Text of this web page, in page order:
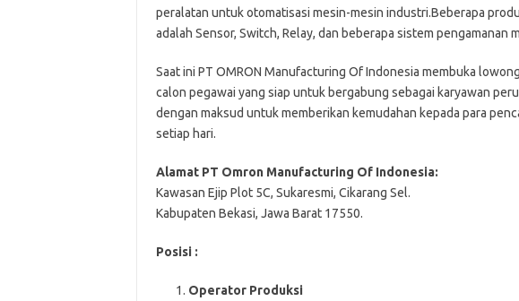
peralatan untuk otomatisasi mesin-mesin industri.Beberapa
adalah Sensor, Switch, Relay, dan beberapa sistem pengamanan
Saat ini PT OMRON Manufacturing Of Indonesia membuka
calon pegawai yang siap untuk bergabung sebagai karyawan
dengan maksud untuk memberikan kemudahan kepada para
setiap hari.
Alamat PT Omron Manufacturing Of Indonesia:
Kawasan Ejip Plot 5C, Sukaresmi, Cikarang Sel.
Kabupaten Bekasi, Jawa Barat 17550.
Posisi :
Operator Produksi